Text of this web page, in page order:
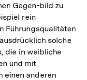
Gegen-bild zu
rein
Führungsqualitäten
solche
die in weibliche
und mit
einen anderen